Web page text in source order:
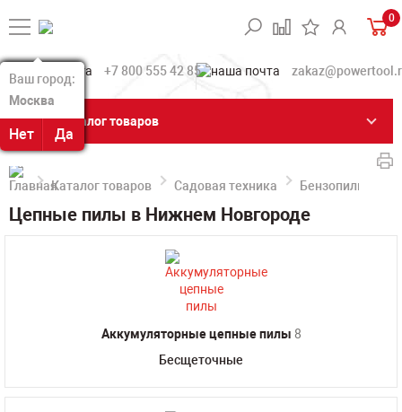
Ваш город:
Москва
Нет Да
Ваш город:
Москва
Нет Да
0
+7 800 555 42 85
Каталог товаров
Каталог товаров Садовая техника Бензопилы,
Цепные пилы в Нижнем Новгороде
Аккумуляторные цепные пилы 8
Бесщеточные